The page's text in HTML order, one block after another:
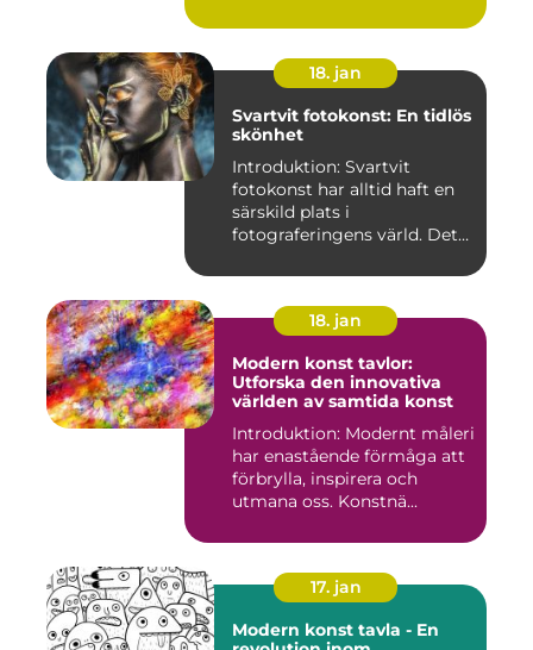
18. jan
Svartvit fotokonst: En tidlös
skönhet
Introduktion: Svartvit
fotokonst har alltid haft en
särskild plats i
fotograferingens värld. Det
18. jan
Modern konst tavlor:
Utforska den innovativa
världen av samtida konst
Introduktion: Modernt måleri
har enastående förmåga att
förbrylla, inspirera och
utmana oss. Konstnä...
17. jan
Modern konst tavla - En